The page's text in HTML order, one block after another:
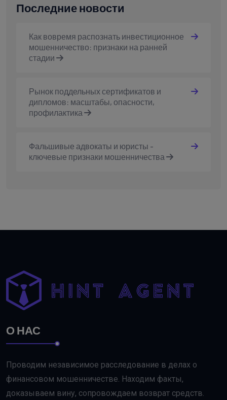
Последние новости
Как вовремя распознать инвестиционное
мошенничество: признаки на ранней
стадии
Рынок поддельных сертификатов и
дипломов: масштабы, опасности,
профилактика
Фальшивые адвокаты и юристы -
ключевые признаки мошенничества
О НАС
Проводим независимое расследование в делах о
финансовом мошенничестве. Находим факты,
доказываем вину, сопровождаем возврат средств.